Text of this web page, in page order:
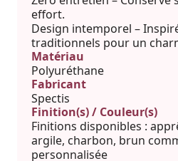
effort.
Design intemporel –
traditionnels pour un
Matériau
Polyuréthane
Fabricant
Spectis
Finition(s) / Couleur(s)
Finitions disponibles :
argile, charbon, brun
personnalisée